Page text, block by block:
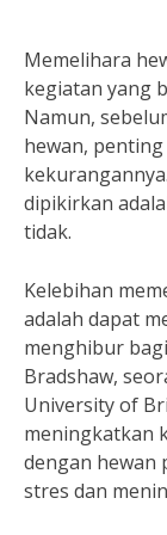
Memelihara
kegiatan yang
Namun,
hewan,
dipikirkan
tidak.
Kelebihan
adalah dapat
menghibur
Bradshaw,
University of
meningkatkan
dengan hewan
stres dan